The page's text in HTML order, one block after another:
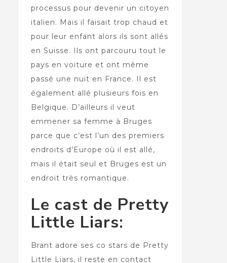
processus pour devenir un citoyen
italien. Mais il faisait trop chaud et
pour leur enfant alors ils sont allés
en Suisse. Ils ont parcouru tout le
pays en voiture et ont même
passé une nuit en France. Il est
également allé plusieurs fois en
Belgique. D’ailleurs il veut
emmener sa femme à Bruges
parce que c’est l’un des premiers
endroits d’Europe où il est allé,
mais il était seul et Bruges est un
endroit très romantique.
Le cast de Pretty
Little Liars:
Brant adore ses co stars de Pretty
Little Liars, il reste en contact